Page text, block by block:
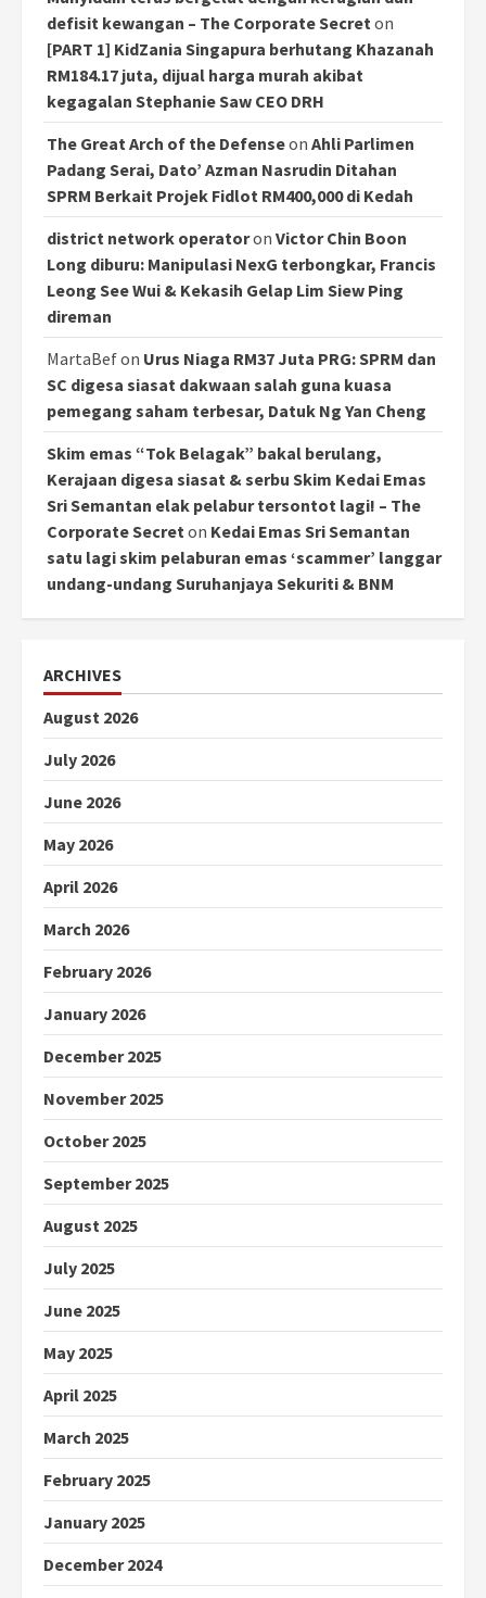
defisit kewangan – The Corporate Secreton
[PART 1] KidZania Singapura berhutang Khazanah
RM184.17 juta, dijual harga murah akibat
kegagalan Stephanie Saw CEO DRH
The Great Arch of the Defenseon Ahli Parlimen
Padang Serai, Dato’ Azman Nasrudin Ditahan
SPRM Berkait Projek Fidlot RM400,000 di Kedah
district network operatoron Victor Chin Boon
Long diburu: Manipulasi NexG terbongkar, Francis
Leong See Wui & Kekasih Gelap Lim Siew Ping
direman
MartaBefon Urus Niaga RM37 Juta PRG: SPRM dan
SC digesa siasat dakwaan salah guna kuasa
pemegang saham terbesar, Datuk Ng Yan Cheng
Skim emas “Tok Belagak” bakal berulang,
Kerajaan digesa siasat & serbu Skim Kedai Emas
Sri Semantan elak pelabur tersontot lagi! – The
Corporate Secreton Kedai Emas Sri Semantan
satu lagi skim pelaburan emas ‘scammer’ langgar
undang-undang Suruhanjaya Sekuriti & BNM
ARCHIVES
August 2026
July 2026
June 2026
May 2026
April 2026
March 2026
February 2026
January 2026
December 2025
November 2025
October 2025
September 2025
August 2025
July 2025
June 2025
May 2025
April 2025
March 2025
February 2025
January 2025
December 2024